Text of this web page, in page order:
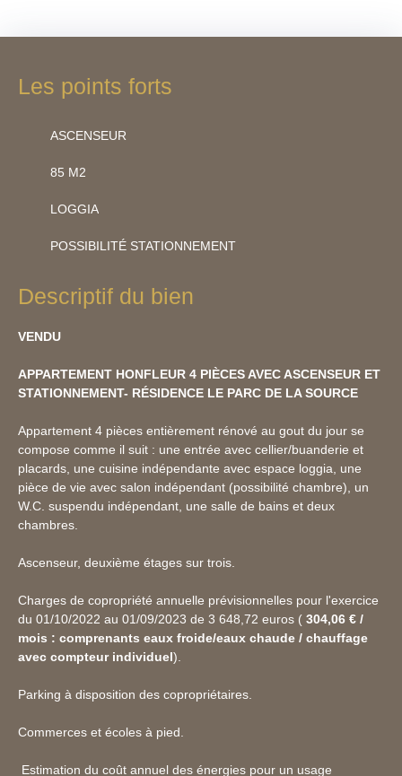
Les points forts
ASCENSEUR
85 M2
LOGGIA
POSSIBILITÉ STATIONNEMENT
Descriptif du bien
VENDU
APPARTEMENT HONFLEUR 4 PIÈCES AVEC ASCENSEUR ET
STATIONNEMENT- RÉSIDENCE LE PARC DE LA SOURCE
Appartement 4 pièces entièrement rénové au gout du jour se
compose comme il suit : une entrée avec cellier/buanderie et
placards, une cuisine indépendante avec espace loggia, une
pièce de vie avec salon indépendant (possibilité chambre), un
W.C. suspendu indépendant, une salle de bains et deux
chambres.
Ascenseur, deuxième étages sur trois.
Charges de copropriété annuelle prévisionnelles pour l'exercice
du 01/10/2022 au 01/09/2023 de 3 648,72 euros ( 304,06 € /
mois : comprenants eaux froide/eaux chaude / chauffage
avec compteur individuel).
Parking à disposition des copropriétaires.
Commerces et écoles à pied.
Estimation du coût annuel des énergies pour un usage